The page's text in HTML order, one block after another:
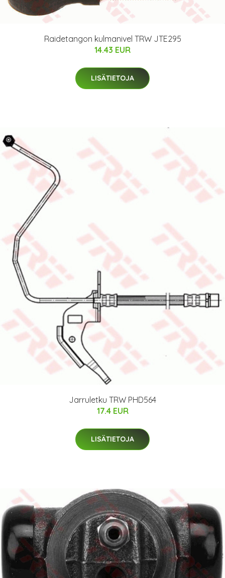
Raidetangon kulmanivel TRW JTE295
14.43 EUR
LISÄTIETOJA
Jarruletku TRW PHD564
17.4 EUR
LISÄTIETOJA